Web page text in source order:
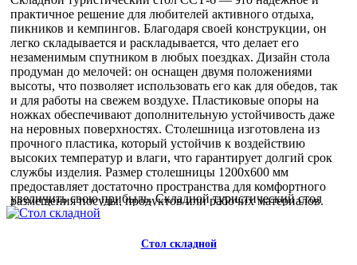
что является оптимальным для большинства пользователей.
Благодаря своей конструкции, стол устойчив и надежен, что
позволяет использовать его на различных поверхностях.
Этот складной стол идеально подходит для использования в
кемпингах, на даче, в саду или на пикниках. Его компактные
размеры и легкий вес делают его отличным выбором для
тех, кто ценит мобильность и удобство. Для оптовых
покупателей этот стол представляет собой выгодное
предложение. Благодаря своей универсальности и
популярности среди потребителей, он станет отличным
дополнением ассортимента любого магазина туристических
товаров или мебели для отдыха. Покупая оптом, вы
получаете не только качественный товар, но и возможность
увеличить свою прибыль. Складной туристический стол
ССТ-4 — это надежный выбор для тех, кто ценит качество и
лучшими решениями для отдыха на природе!
практичное решение для любителей активного отдыха,
пикников и кемпингов. Благодаря своей конструкции, он
легко складывается и раскладывается, что делает его
незаменимым спутником в любых поездках. Дизайн стола
продуман до мелочей: он оснащен двумя положениями
высоты, что позволяет использовать его как для обедов, так
и для работы на свежем воздухе. Пластиковые опоры на
ножках обеспечивают дополнительную устойчивость даже
на неровных поверхностях. Столешница изготовлена из
прочного пластика, который устойчив к воздействию
высоких температур и влаги, что гарантирует долгий срок
службы изделия. Размер столешницы 1200х600 мм
предоставляет достаточно пространства для комфортного
размещения посуды, продуктов или рабочих материалов.
Эргономика стола позволяет легко и быстро его складывать
хранения. Его вес всего 5,52 кг, что делает его легким и
Стол складной